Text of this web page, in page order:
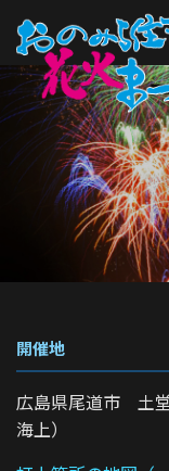
開催地
広島県尾道市 土
海上）